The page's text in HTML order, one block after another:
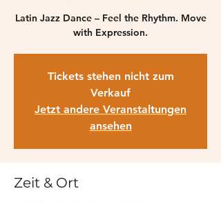
Latin Jazz Dance – Feel the Rhythm. Move
with Expression.
Tickets stehen nicht zum
Verkauf
Jetzt andere Veranstaltungen
ansehen
Zeit & Ort